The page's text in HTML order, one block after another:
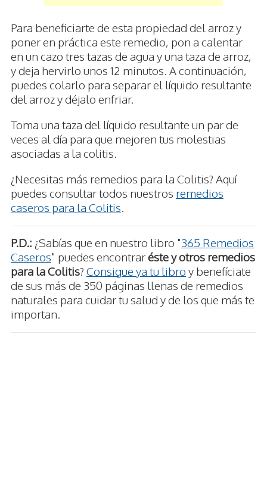
Para beneficiarte de esta propiedad del arroz y
poner en práctica este remedio, pon a calentar
en un cazo tres tazas de agua y una taza de arroz,
y deja hervirlo unos 12 minutos. A continuación,
puedes colarlo para separar el líquido resultante
del arroz y déjalo enfriar.
Toma una taza del líquido resultante un par de
veces al día para que mejoren tus molestias
asociadas a la colitis.
¿Necesitas más remedios para la Colitis? Aquí
puedes consultar todos nuestros remedios
caseros para la Colitis
P.D.: ¿Sabías que en nuestro libro "365 Remedios
Caseros" puedes encontraréste y otros remedios
para la Colitis? Consigue ya tu libro y benefíciate
de sus más de 350 páginas llenas de remedios
naturales para cuidar tu salud y de los que más te
importan.